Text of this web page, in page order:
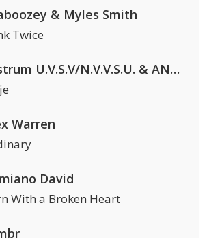
& Myles Smith
Twice
Lustrum U.V.S.V/N.V.V.S.U. & ANNO ONS & Jopke van Dobbenburgh & Roeland Beelen
Warren
David
With a Broken Heart